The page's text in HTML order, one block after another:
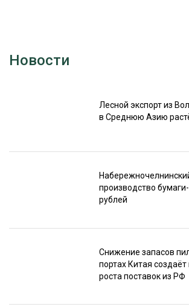
Новости
Лесной экспорт из
в Среднюю Азию
производство
рублей
Снижение запасов
портах Китая
роста поставок из РФ